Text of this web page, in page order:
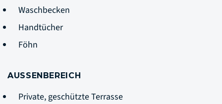
Waschbecken
Handtücher
Föhn
AUSSENBEREICH
Private, geschützte Terrasse